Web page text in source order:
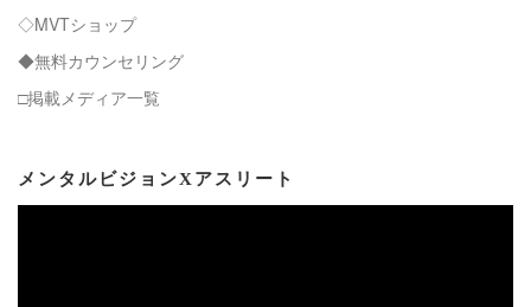
◇MVTショップ
◆無料カウンセリング
□掲載メディア一覧
メンタルビジョンXアスリート